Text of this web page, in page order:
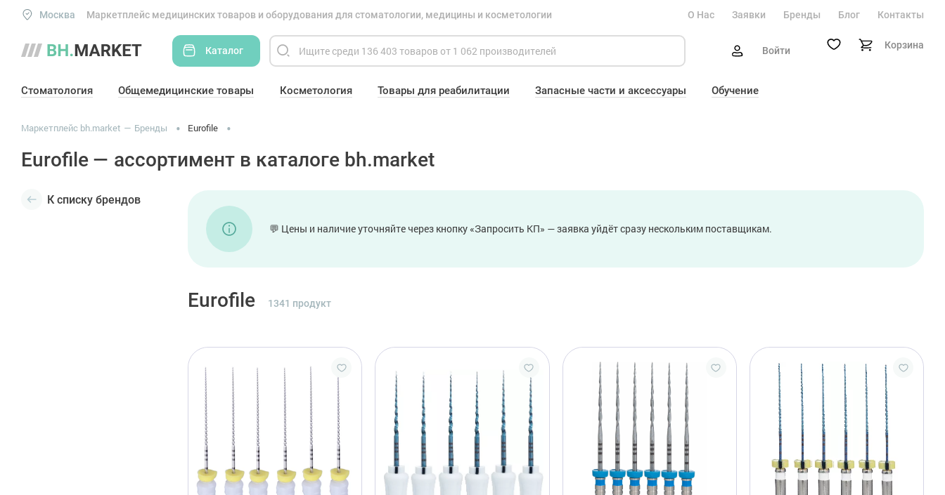
Москва Маркетплейс медицинских товаров и оборудования для стоматологии, медицины и косметологии О Нас Заявки Бренды Блог Контакты
Каталог Войти Корзина
Стоматология Общемедицинские товары Косметология Товары для реабилитации Запасные части и аксессуары Обучение
Маркетплейс bh.market Бренды Eurofile
Eurofile — ассортимент в каталоге bh.market
К списку брендов
💬 Цены и наличие уточняйте через кнопку «Запросить КП» — заявка уйдёт сразу нескольким поставщикам.
Eurofile 1341 продукт